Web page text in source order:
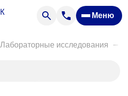
Меню
Лабораторные исследования